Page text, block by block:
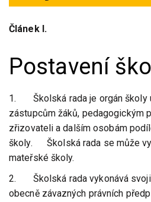
Článek I.
Postavení
1. Školská rada je orgán školy
zástupcům žáků, pedagogickým
zřizovateli a dalším osobám
školy. Školská rada se může
mateřské školy.
2. Školská rada vykonává
obecně závazných právních